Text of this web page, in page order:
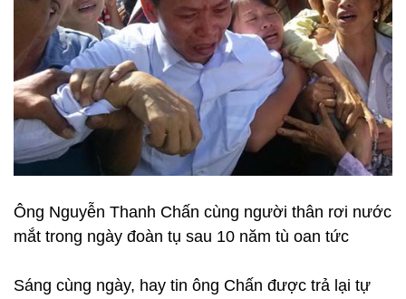
Ông Nguyễn Thanh Chấn cùng người thân rơi nước
mắt trong ngày đoàn tụ sau 10 năm tù oan tức
Sáng cùng ngày, hay tin ông Chấn được trả lại tự